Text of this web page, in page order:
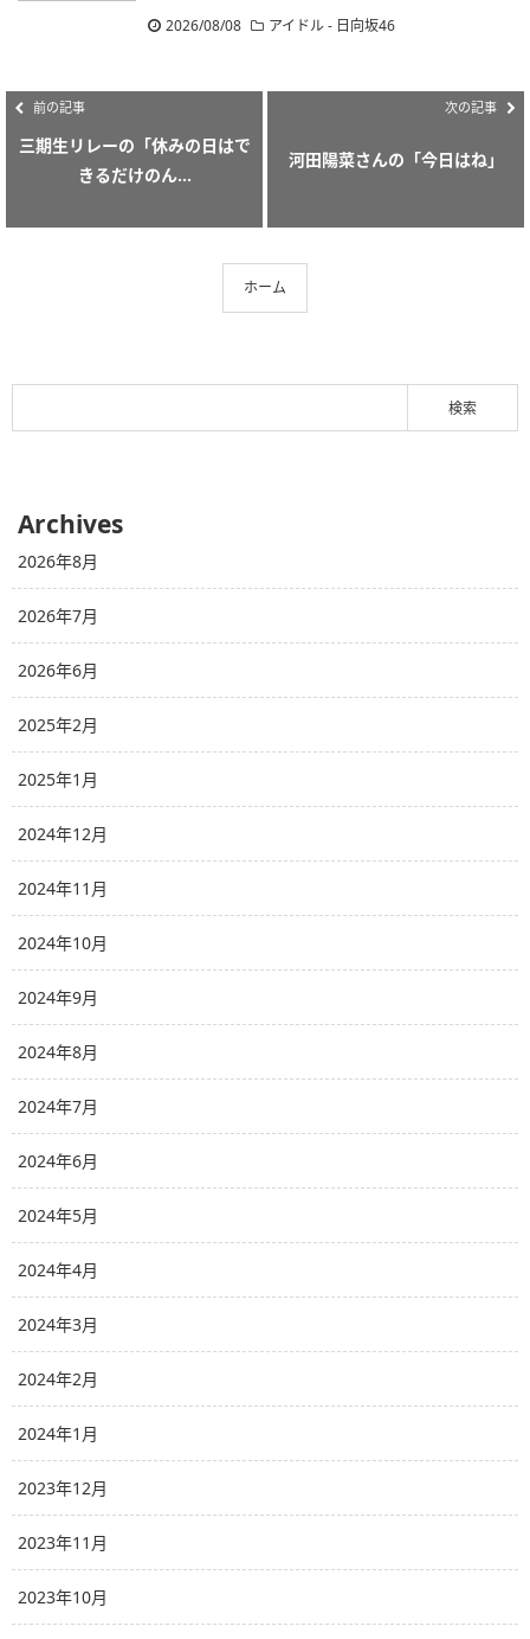
2026/08/08 アイドル - 日向坂46
前の記事
三期生リレーの「休みの日はで
きるだけのん...
次の記事
河田陽菜さんの「今日はね」
ホーム
Archives
2026年8月
2026年7月
2026年6月
2025年2月
2025年1月
2024年12月
2024年11月
2024年10月
2024年9月
2024年8月
2024年7月
2024年6月
2024年5月
2024年4月
2024年3月
2024年2月
2024年1月
2023年12月
2023年11月
2023年10月